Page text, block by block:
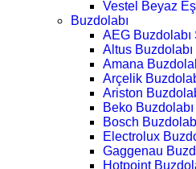
Vestel Beyaz
Buzdolabı
AEG Buzdolabı
Altus
Amana
Arçelik
Ariston
Beko
Bosch
Electrolux
Gaggenau
Hotpoint